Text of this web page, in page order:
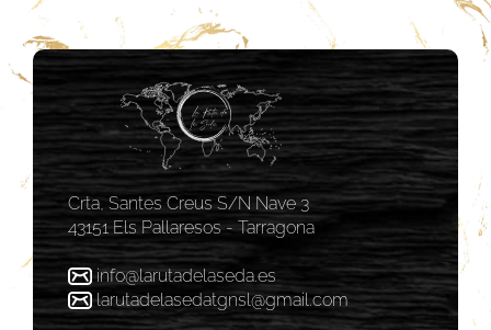
Crta, Santes Creus S/N Nave 3
43151 Els Pallaresos - Tarragona
info@larutadelaseda.es
larutadelasedatgnsl@gmail.com